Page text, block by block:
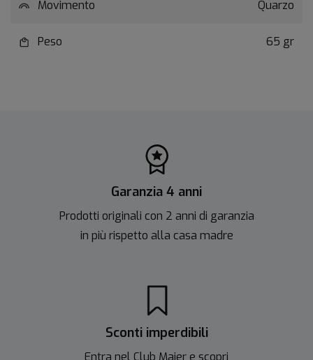
Movimento Quarzo
Peso 65 gr
Garanzia 4 anni
Prodotti originali con 2 anni di garanzia
in più rispetto alla casa madre
Sconti imperdibili
Entra nel Club Majer e scopri